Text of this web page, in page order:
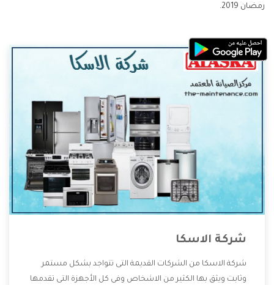
رمضان 2019.
شركة الاسكا
شركة الاسكا من الشركات القديمة التى تتواجد بشكل مستمر
وثابت ويثق بها الكثير من الاشخاص وفى كل الأجهزة التى تقدمها